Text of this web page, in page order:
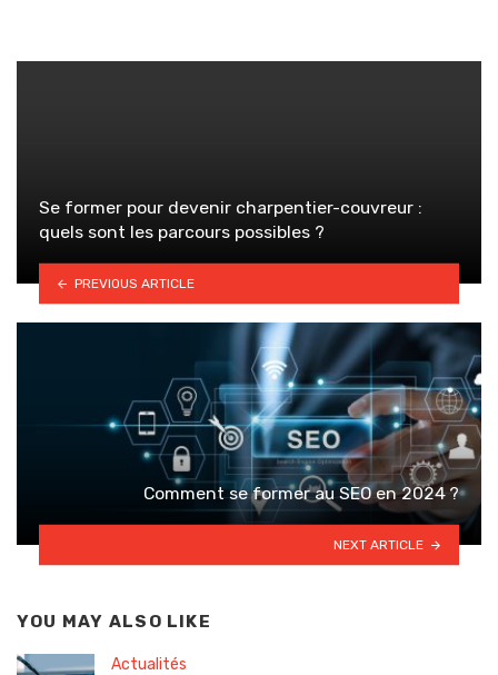
Se former pour devenir charpentier-couvreur :
quels sont les parcours possibles ?
PREVIOUS ARTICLE
Comment se former au SEO en 2024 ?
NEXT ARTICLE
YOU MAY ALSO LIKE
Actualités